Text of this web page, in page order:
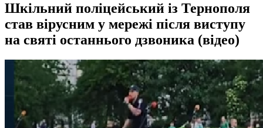
Шкільний поліцейський із Тернополя
став вірусним у мережі після виступу
на святі останнього дзвоника (відео)